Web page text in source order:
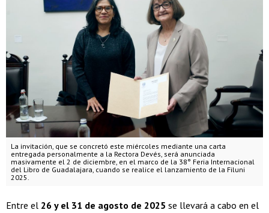
La invitación, que se concretó este miércoles mediante una carta
entregada personalmente a la Rectora Devés, será anunciada
masivamente el 2 de diciembre, en el marco de la 38° Feria Internacional
del Libro de Guadalajara, cuando se realice el lanzamiento de la Filuni
2025.
Entre el 26 y el 31 de agosto de 2025 se llevará a cabo en el